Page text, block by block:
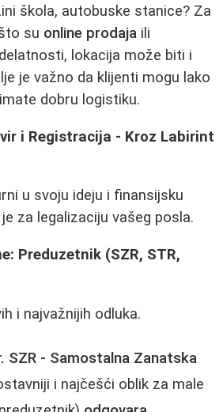
škola, autobuske stanice? Za
su online prodaja ili
lokacija može biti i
je važno da klijenti mogu lako
dobru logistiku.
i Registracija - Kroz Labirint
u svoju ideju i finansijsku
za legalizaciju vašeg posla.
Preduzetnik (SZR, STR,
i najvažnijih odluka.
SZR - Samostalna Zanatska
i najčešći oblik za male